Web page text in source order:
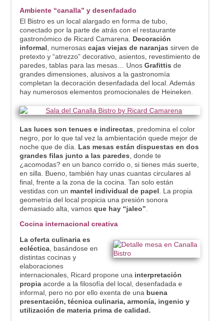
Ambiente “canalla” y desenfadado
El Bistro es un local alargado en forma de tubo,
conectado por la parte de atrás con el restaurante
gastronómico de Ricard Camarena. Decoración
informal, numerosas cajas viejas de naranjas sirven de
pretexto y “atrezzo” decorativo, asientos, revestimiento de
paredes, tablas para las mesas… Unos Grafittis de
grandes dimensiones, alusivos a la gastronomía
completan la decoración desenfadada del local. Además
hay numerosos elementos promocionales de Heineken.
Las luces son tenues e indirectas, predomina el color
negro, por lo que tal vez la ambientación quede mejor de
noche que de día. Las mesas están dispuestas en dos
grandes filas junto a las paredes, donde te
¿acomodas? en un banco corrido o, si tienes más suerte,
en silla. Bueno, también hay unas cuantas circulares al
final, frente a la zona de la cocina. Tan solo están
vestidas con un mantel individual de papel. La propia
geometría del local propicia una presión sonora
demasiado alta, vamos que hay “jaleo”.
Cocina internacional creativa
La oferta culinaria es
ecléctica, basándose en
distintas cocinas y
elaboraciones
internacionales, Ricard propone una interpretación
propiaacorde a la filosofía del local, desenfadada e
informal, pero no por ello exenta de una buena
presentación, técnica culinaria, armonía, ingenio y
utilización de materia prima de calidad.